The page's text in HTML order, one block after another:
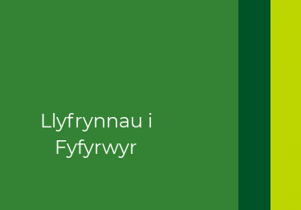
Llyfrynnau i
Fyfyrwyr